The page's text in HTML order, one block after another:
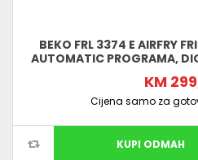
BEKO FRL 3374 E AIRFRY
AUTOMATIC PROGRAMA,
KM
Cijena samo za
KUPI ODMAH